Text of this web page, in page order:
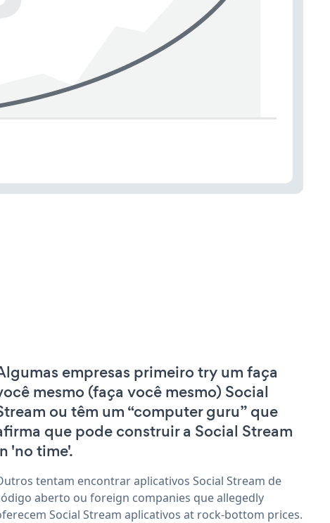
empresas primeiro try um faça
mesmo (faça você mesmo) Social
ou têm um “computer guru” que
que pode construir a Social Stream
'no time'.
tentam encontrar aplicativos Social Stream de
aberto ou foreign companies que allegedly
Social Stream aplicativos at rock-bottom prices.